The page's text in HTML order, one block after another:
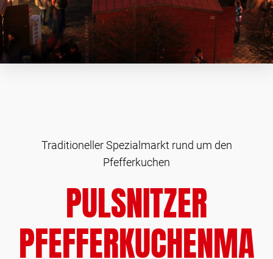
Traditioneller Spezialmarkt rund um den
Pfefferkuchen
PULSNITZER
PFEFFERKUCHENMA